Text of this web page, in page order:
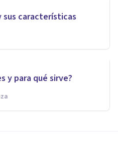
sus características
y para qué sirve?